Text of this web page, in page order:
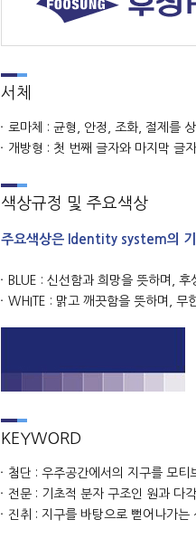
서체
로마체 : 균형, 안정, 조화, 절제를
개방형 : 첫 번째 글자와 마지막 글
색상규정 및 주요색상
주요색상은 Identity system의 기
BLUE : 신선함과 희망을 뜻하며,
WHITE : 맑고 깨끗함을 뜻하며, 무
KEYWORD
첨단 : 우주공간에서의 지구를 모
전문 : 기초적 분자 구조인 원과 다
진취 : 지구를 바탕으로 뻗어나가